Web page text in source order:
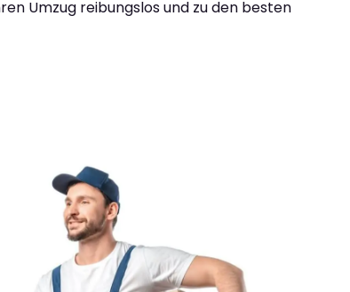
Umzug reibungslos und zu den besten